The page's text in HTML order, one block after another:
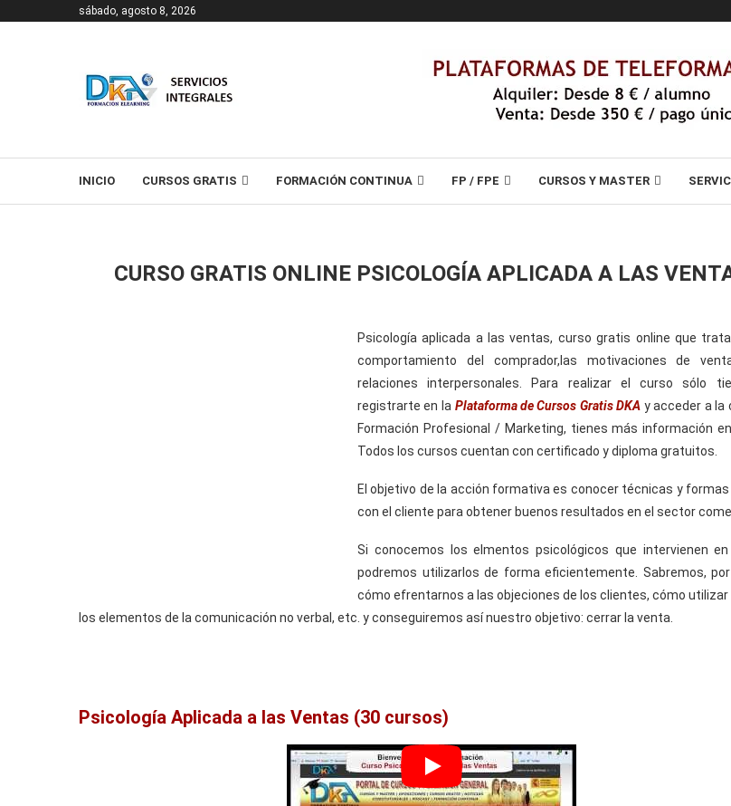
sábado, agosto 8, 2026
INICIO CURSOS GRATIS FORMACIÓN CONTINUA FP / FPE CURSOS Y MASTER
CURSO GRATIS ONLINE PSICOLOGÍA APLICADA A LAS
Psicología aplicada a las ventas, curso gratis online que
comportamiento del comprador,las motivaciones de
relaciones interpersonales. Para realizar el curso sólo
registrarte en la Plataforma de Cursos Gratis DKA y acceder a la
Formación Profesional / Marketing, tienes más información en
Todos los cursos cuentan con certificado y diploma gratuitos.
El objetivo de la acción formativa es conocer técnicas y
con el cliente para obtener buenos resultados en el sector
Si conocemos los elmentos psicológicos que intervienen
podremos utilizarlos de forma eficientemente. Sabremos,
cómo efrentarnos a las objeciones de los clientes, cómo utilizar
los elementos de la comunicación no verbal, etc. y conseguiremos así nuestro objetivo: cerrar la venta.
Psicología Aplicada a las Ventas (30 cursos)